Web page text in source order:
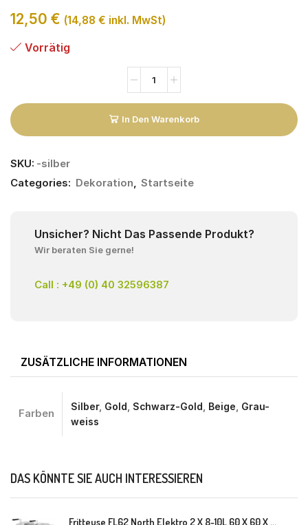
12,50 € (14,88 € inkl. MwSt)
Vorrätig
In Den Warenkorb
SKU: -silber
Categories: Dekoration, Startseite
Unsicher? Nicht Das Passende Produkt?
Wir beraten Sie gerne!
Call : +49 (0) 40 32596387
ZUSÄTZLICHE INFORMATIONEN
Farben
Silber, Gold, Schwarz-Gold, Beige, Grau-
weiss
DAS KÖNNTE SIE AUCH INTERESSIEREN
Fritteuse FL62 North Elektro 2 X 8-10L 60 X 60 X 30(38) Cm